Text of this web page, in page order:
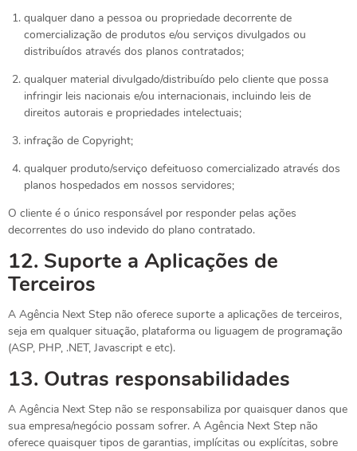
qualquer dano a pessoa ou propriedade decorrente de
comercialização de produtos e/ou serviços divulgados ou
distribuídos através dos planos contratados;
qualquer material divulgado/distribuído pelo cliente que possa
infringir leis nacionais e/ou internacionais, incluindo leis de
direitos autorais e propriedades intelectuais;
infração de Copyright;
qualquer produto/serviço defeituoso comercializado através dos
planos hospedados em nossos servidores;
O cliente é o único responsável por responder pelas ações
decorrentes do uso indevido do plano contratado.
12. Suporte a Aplicações de
Terceiros
A Agência Next Step não oferece suporte a aplicações de terceiros,
seja em qualquer situação, plataforma ou liguagem de programação
(ASP, PHP, .NET, Javascript e etc).
13. Outras responsabilidades
A Agência Next Step não se responsabiliza por quaisquer danos que
sua empresa/negócio possam sofrer. A Agência Next Step não
oferece quaisquer tipos de garantias, implícitas ou explícitas, sobre